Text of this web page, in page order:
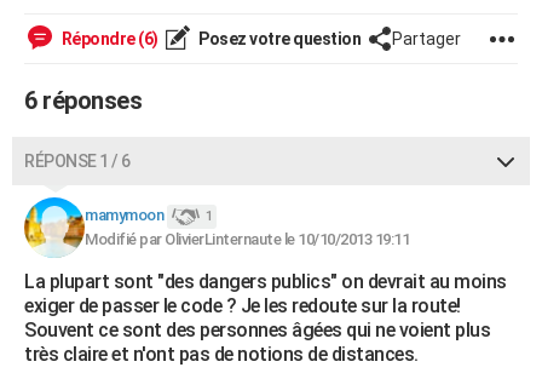
BONS PLANS
CARTE DE VOEUX
Carte de Noël
Carte Bonne année
Carte Saint-Valentin
Carte Pâques
Carte d'anniversaire
DICTIONNAIRE
Dictionnaire
Biographies
Citations
Expressions
Proverbes
COPAINS D'AVANT
S'inscrire
Se connecter
Lycées
Collèges
Primaires
Universités
Entreprises
Service militaire
Avis de recherche
AVIS DE DÉCÈS
Répondre (6) Posez votre question Partager
6 réponses
RÉPONSE 1 / 6
mamymoon 1
Modifié par OlivierLinternaute le 10/10/2013 19:11
La plupart sont "des dangers publics" on devrait au moins
exiger de passer le code ? Je les redoute sur la route!
Souvent ce sont des personnes âgées qui ne voient plus
très claire et n'ont pas de notions de distances.